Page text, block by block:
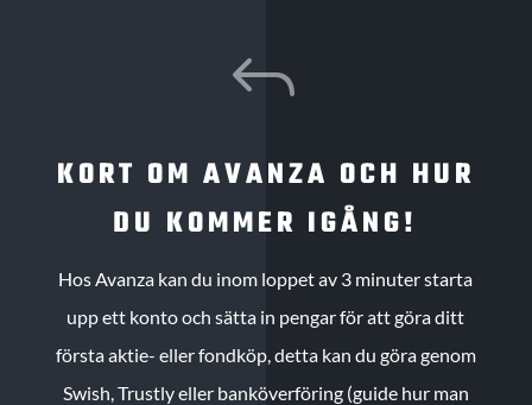
J
KORT OM AVANZA OCH HUR
DU KOMMER IGÅNG!
Hos Avanza kan du inom loppet av 3 minuter starta
upp ett konto och sätta in pengar för att göra ditt
första aktie- eller fondköp, detta kan du göra genom
Swish, Trustly eller banköverföring (guide hur man